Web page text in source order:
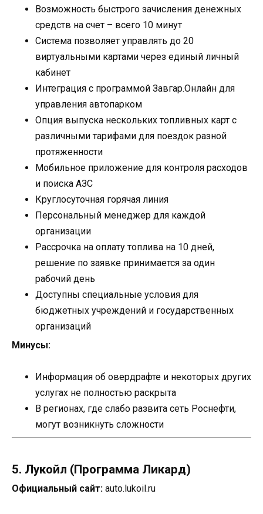
Возможность быстрого зачисления денежных
средств на счет – всего 10 минут
Система позволяет управлять до 20
виртуальными картами через единый личный
кабинет
Интеграция с программой Завгар.Онлайн для
управления автопарком
Опция выпуска нескольких топливных карт с
различными тарифами для поездок разной
протяженности
Мобильное приложение для контроля расходов
и поиска АЗС
Круглосуточная горячая линия
Персональный менеджер для каждой
организации
Рассрочка на оплату топлива на 10 дней,
решение по заявке принимается за один
рабочий день
Доступны специальные условия для
бюджетных учреждений и государственных
организаций
Минусы:
Информация об овердрафте и некоторых других
услугах не полностью раскрыта
В регионах, где слабо развита сеть Роснефти,
могут возникнуть сложности
5. Лукойл (Программа Ликард)
Официальный сайт: auto.lukoil.ru